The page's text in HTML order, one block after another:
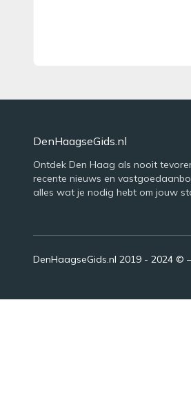
DenHaagseGids.nl
Ontdek Den Haag als nooit
recente nieuws en
alles wat je nodig hebt om jouw
DenHaagseGids.nl 2019 - 2024 ©